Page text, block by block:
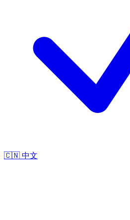
🇨🇳 中文